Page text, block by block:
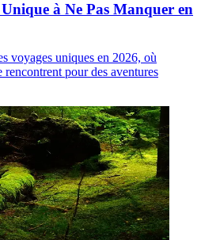
à Ne Pas Manquer en
voyages uniques en 2026, où
pour des aventures